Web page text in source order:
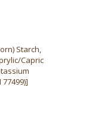
Starch,
Capric